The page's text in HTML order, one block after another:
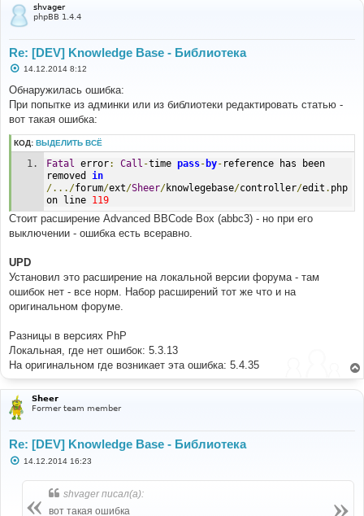
shvager
phpBB 1.4.4
Re: [DEV] Knowledge Base - Библиотека
С
о
б
щ
е
н
и
е
14.12.2014 8:12
Обнаружилась ошибка:
При попытке из админки или из библиотеки редактировать статью -
вот такая ошибка:
КОД: ВЫДЕЛИТЬ ВСЁ
Fatal error: Call -time pass- by- reference has been
removed in
/.../forum/ext/Sheer/knowlegebase/controller/edit . php
on line 119
Стоит расширение Advanced BBCode Box (abbc3) - но при его
выключении - ошибка есть всеравно.
UPD
Установил это расширение на локальной версии форума - там
ошибок нет - все норм. Набор расширений тот же что и на
оригинальном форуме.
Разницы в версиях PhP
Локальная, где нет ошибок: 5.3.13
На оригинальном где возникает эта ошибка: 5.4.35
Sheer
Former team member
Re: [DEV] Knowledge Base - Библиотека
С14.12.2014 16:23
shvager писал(а):
вот такая ошибка